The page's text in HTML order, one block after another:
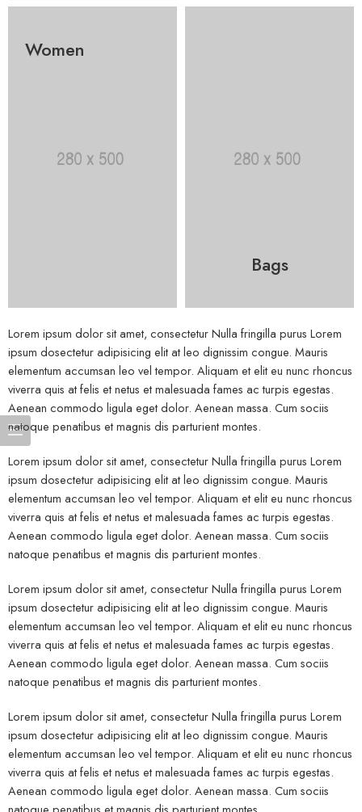
Women
Bags
Lorem ipsum dolor sit amet, consectetur Nulla fringilla purus Lorem
ipsum dosectetur adipisicing elit at leo dignissim congue. Mauris
elementum accumsan leo vel tempor. Aliquam et elit eu nunc rhoncus
viverra quis at felis et netus et malesuada fames ac turpis egestas.
Aenean commodo ligula eget dolor. Aenean massa. Cum sociis
natoque penatibus et magnis dis parturient montes.
Lorem ipsum dolor sit amet, consectetur Nulla fringilla purus Lorem
ipsum dosectetur adipisicing elit at leo dignissim congue. Mauris
elementum accumsan leo vel tempor. Aliquam et elit eu nunc rhoncus
viverra quis at felis et netus et malesuada fames ac turpis egestas.
Aenean commodo ligula eget dolor. Aenean massa. Cum sociis
natoque penatibus et magnis dis parturient montes.
Lorem ipsum dolor sit amet, consectetur Nulla fringilla purus Lorem
ipsum dosectetur adipisicing elit at leo dignissim congue. Mauris
elementum accumsan leo vel tempor. Aliquam et elit eu nunc rhoncus
viverra quis at felis et netus et malesuada fames ac turpis egestas.
Aenean commodo ligula eget dolor. Aenean massa. Cum sociis
natoque penatibus et magnis dis parturient montes.
Lorem ipsum dolor sit amet, consectetur Nulla fringilla purus Lorem
ipsum dosectetur adipisicing elit at leo dignissim congue. Mauris
elementum accumsan leo vel tempor. Aliquam et elit eu nunc rhoncus
viverra quis at felis et netus et malesuada fames ac turpis egestas.
Aenean commodo ligula eget dolor. Aenean massa. Cum sociis